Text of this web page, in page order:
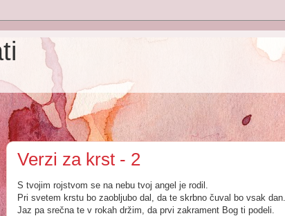
Verzi za krst - 2
S tvojim rojstvom se na nebu tvoj angel je rodil.
Pri svetem krstu bo zaobljubo dal, da te skrbno čuval bo vsak dan.
Jaz pa srečna te v rokah držim, da prvi zakrament Bog ti podeli.